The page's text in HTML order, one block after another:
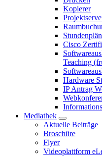
Kopierer
Cisco
Teaching
Hardware
IP Antrag
Mediathek
Aktuelle Beiträge
Broschüre
Flyer
Videoplattform